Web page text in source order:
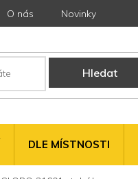
O nás Novinky
Hledat
DLE MÍSTNOSTI